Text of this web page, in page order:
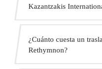
Kazantzakis
¿Cuánto cuesta un
Rethymnon?